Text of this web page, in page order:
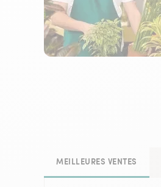
MEILLEURES VENTES